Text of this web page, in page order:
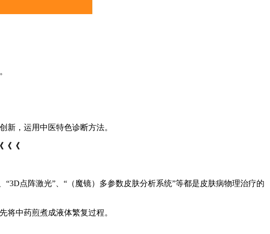
新，运用中医特色诊断方法。
《《
点阵激光”、“（魔镜）多参数皮肤分析系统”等都是皮肤病物理治疗的
将中药煎煮成液体繁复过程。